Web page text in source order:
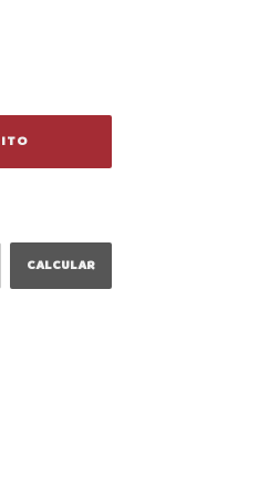
CALCULAR